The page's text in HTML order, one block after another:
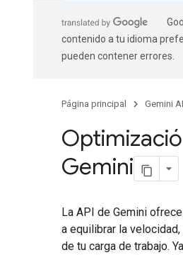
contenido a tu idioma
pueden contener errores.
Página principal Gemini
Gemini
La API de Gemini
a equilibrar la
de tu carga de trabajo.